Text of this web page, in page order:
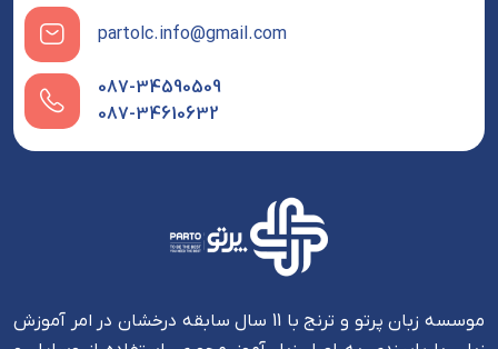
partolc.info@gmail.com
087-34590509
087-34610632
موسسه زبان پرتو و ترنج با 11 سال سابقه درخشان در امر آموزش